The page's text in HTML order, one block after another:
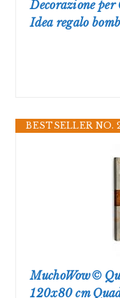
Decorazione
Idea regalo
BESTSELLER NO.
MuchoWow©
120x80 cm